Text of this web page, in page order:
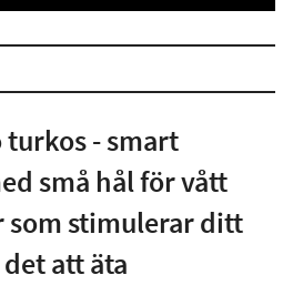
- smart
små hål för vått
stimulerar ditt
att äta